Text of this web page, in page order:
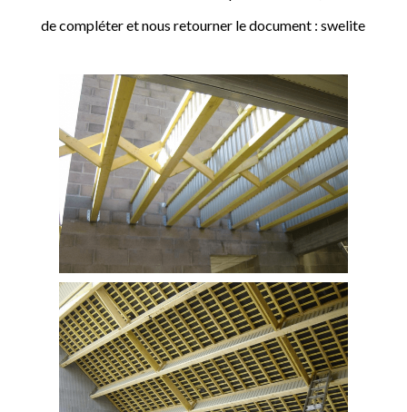
de compléter et nous retourner le document : swelite